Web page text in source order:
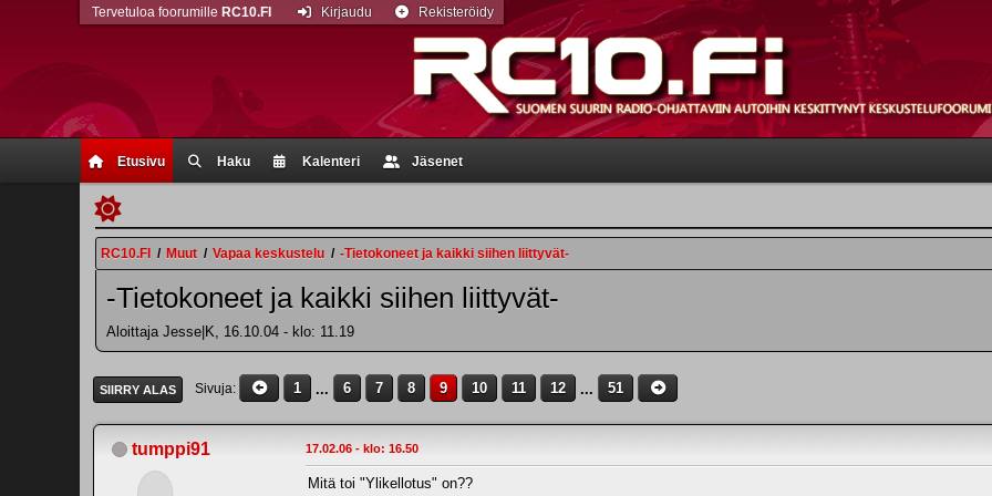
Etusivu Haku Kalenteri Jäsenet
Tervetuloa foorumille RC10.FI Kirjaudu Rekisteröidy
RC10.FI / Muut / Vapaa keskustelu / -Tietokoneet ja kaikki siihen liittyvät-
-Tietokoneet ja kaikki siihen liittyvät-
Aloittaja Jesse|K, 16.10.04 - klo: 11.19
SIIRRY ALAS Sivuja 1 ... 6 7 8 9 10 11 12 ... 51
tumppi91 17.02.06 - klo: 16.50
Mitä toi "Ylikellotus" on??